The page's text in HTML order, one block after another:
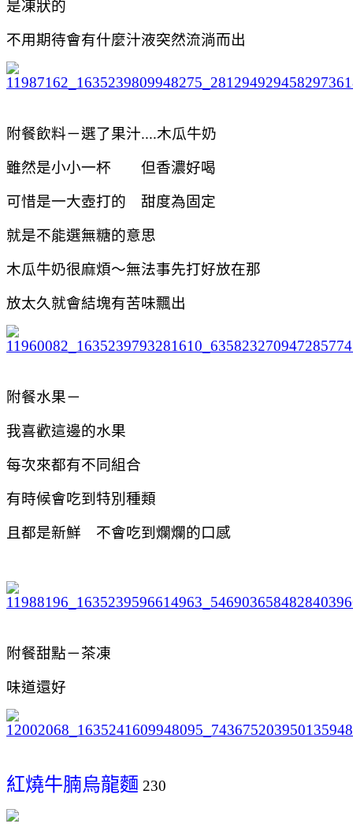
是凍狀的
不用期待會有什麼汁液突然流淌而出
附餐飲料－選了果汁....木瓜牛奶
雖然是小小一杯 但香濃好喝
可惜是一大壺打的 甜度為固定
就是不能選無糖的意思
木瓜牛奶很麻煩～無法事先打好放在那
放太久就會結塊有苦味飄出
附餐水果－
我喜歡這邊的水果
每次來都有不同組合
有時候會吃到特別種類
且都是新鮮 不會吃到爛爛的口感
附餐甜點－茶凍
味道還好
紅燒牛腩烏龍麵 230